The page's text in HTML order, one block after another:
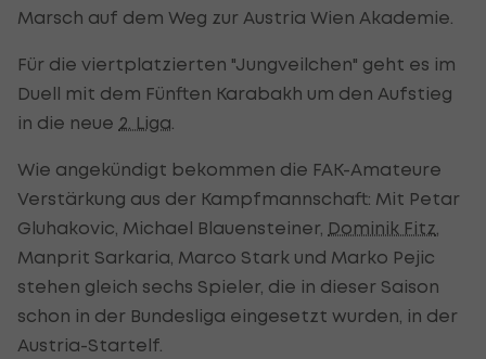
Marsch auf dem Weg zur Austria Wien Akademie.
Für die viertplatzierten "Jungveilchen" geht es im
Duell mit dem Fünften Karabakh um den Aufstieg
in die neue 2. Liga
Wie angekündigt bekommen die FAK-Amateure
Verstärkung aus der Kampfmannschaft: Mit Petar
Gluhakovic, Michael Blauensteiner, Dominik Fitz
Manprit Sarkaria, Marco Stark und Marko Pejic
stehen gleich sechs Spieler, die in dieser Saison
schon in der Bundesliga eingesetzt wurden, in der
Austria-Startelf.